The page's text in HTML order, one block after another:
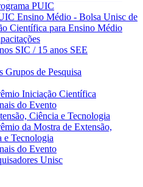
PUIC
Ensino Médio - Bolsa Unisc de
Científica para Ensino Médio
SIC / 15 anos SEE
Grupos de Pesquisa
Iniciação Científica
do Evento
Ciência e Tecnologia
da Mostra de Extensão,
e Tecnologia
do Evento
Unisc